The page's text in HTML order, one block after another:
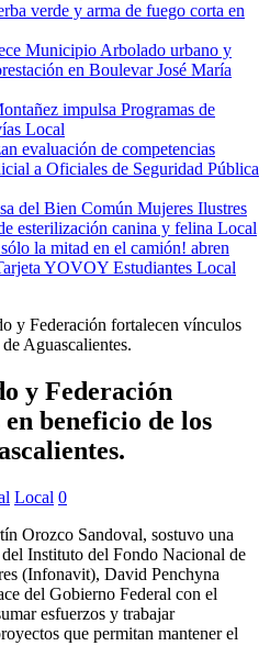
verde y arma de fuego corta en
Municipio Arbolado urbano y
en Boulevar José María
impulsa Programas de
Local
evaluación de competencias
a Oficiales de Seguridad Pública
del Bien Común Mujeres Ilustres
esterilización canina y felina Local
la mitad en el camión! abren
YOVOY Estudiantes Local
y Federación fortalecen vínculos
Aguascalientes.
y Federación
beneficio de los
Local 0
Orozco Sandoval, sostuvo una
Instituto del Fondo Nacional de
(Infonavit), David Penchyna
del Gobierno Federal con el
esfuerzos y trabajar
que permitan mantener el